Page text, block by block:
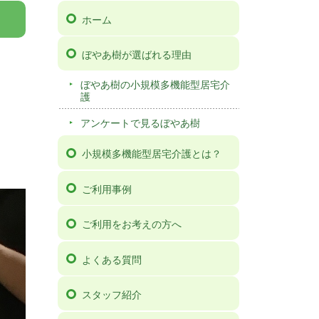
ホーム
ぼやあ樹が選ばれる理由
ぼやあ樹の小規模多機能型居宅介
護
アンケートで見るぼやあ樹
小規模多機能型居宅介護とは？
ご利用事例
ご利用をお考えの方へ
よくある質問
スタッフ紹介